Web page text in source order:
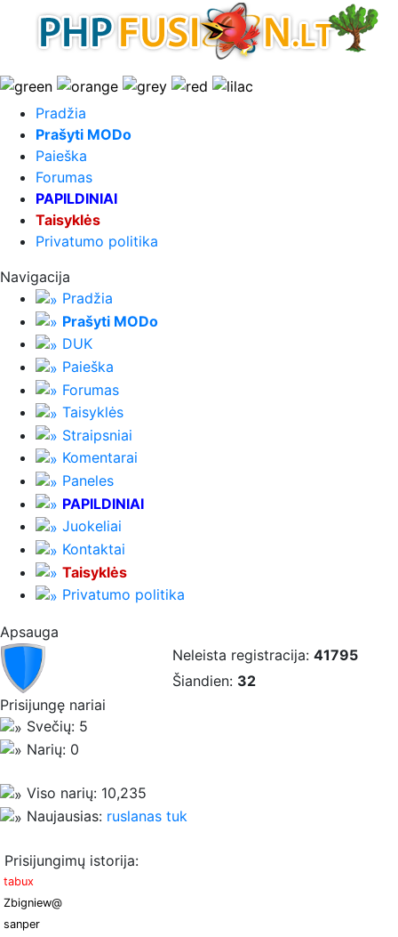
Pradžia
Prašyti MODo
Paieška
Forumas
PAPILDINIAI
Taisyklės
Privatumo politika
Navigacija
Pradžia
Prašyti MODo
DUK
Paieška
Forumas
Taisyklės
Straipsniai
Komentarai
Paneles
PAPILDINIAI
Juokeliai
Kontaktai
Taisyklės
Privatumo politika
Apsauga
Neleista registracija: 41795
Šiandien: 32
Prisijungę nariai
Svečių: 5
Narių: 0
Viso narių: 10,235
Naujausias: ruslanas tuk
Prisijungimų istorija:
tabux
Zbigniew@
sanper